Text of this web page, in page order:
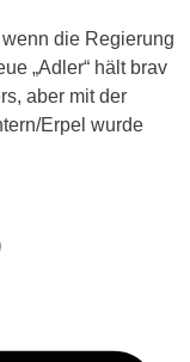
wenn die Regierung
„Adler“ hält brav
aber mit der
Erpel wurde